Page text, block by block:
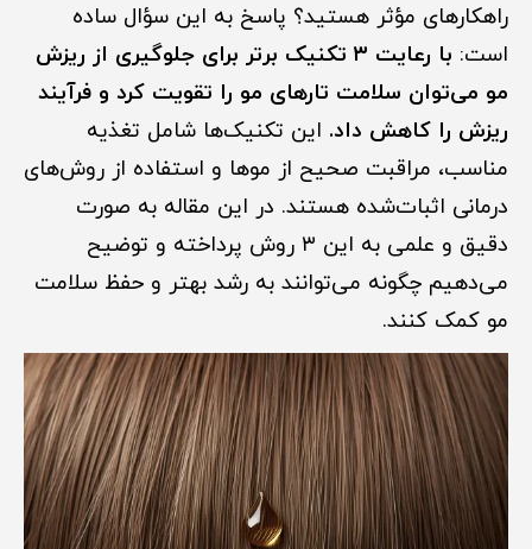
راهکارهای مؤثر هستید؟ پاسخ به این سؤال ساده
است:
با رعایت ۳ تکنیک برتر برای جلوگیری از ریزش
مو می‌توان سلامت تارهای مو را تقویت کرد و فرآیند
ریزش را کاهش داد. این تکنیک‌ها شامل تغذیه
مناسب، مراقبت صحیح از موها و استفاده از روش‌های
درمانی اثبات‌شده هستند. در این مقاله به صورت
دقیق و علمی به این ۳ روش پرداخته و توضیح
می‌دهیم چگونه می‌توانند به رشد بهتر و حفظ سلامت
مو کمک کنند.